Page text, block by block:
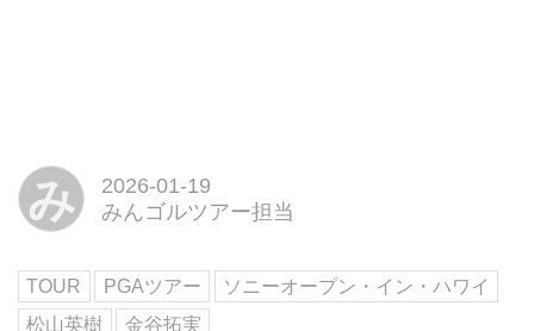
み
2026-01-19
みんゴルツアー担当
TOUR PGAツアー
ソニーオープン・イン・ハワイ
松山英樹
金谷拓実